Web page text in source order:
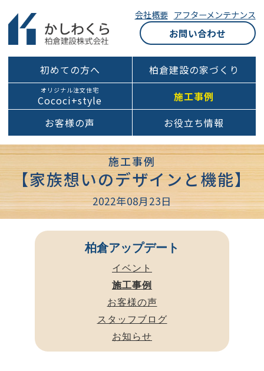
会社概要 アフターメンテナンス
お問い合わせ
初めての方へ 柏倉建設の家づくり
オリジナル注文住宅
Cococi+style
施工事例
お客様の声
お役立ち情報
施工事例
【家族想いのデザインと機能】
2022年08月23日
柏倉アップデート
イベント
施工事例
お客様の声
スタッフブログ
お知らせ